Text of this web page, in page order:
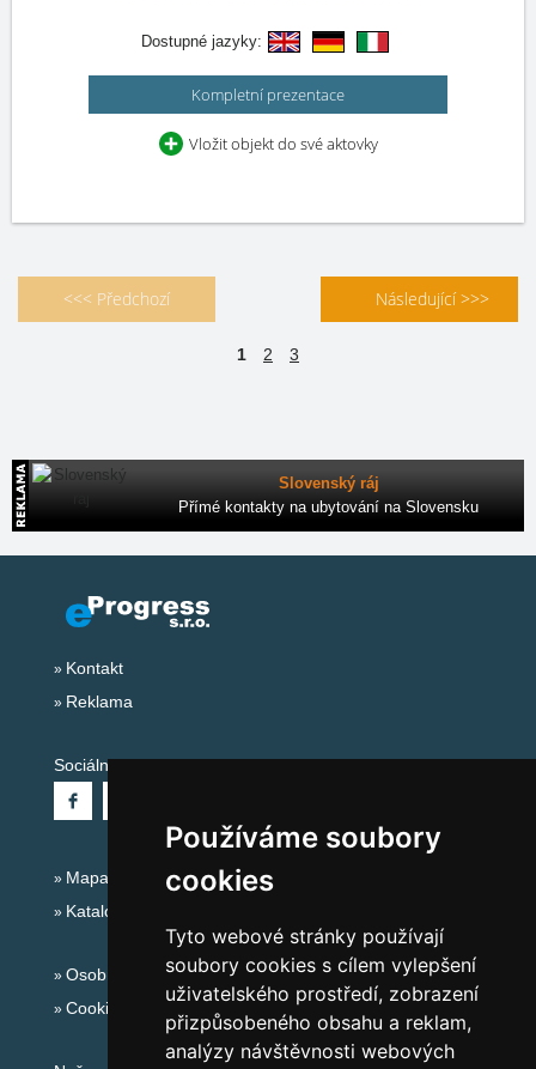
Používáme soubory
cookies
Tyto webové stránky používají
soubory cookies s cílem vylepšení
uživatelského prostředí, zobrazení
přizpůsobeného obsahu a reklam,
analýzy návštěvnosti webových
Dostupné jazyky:
Kompletní prezentace
Vložit objekt do své aktovky
<<< Předchozí Následující >>>
1 2 3
Slovenský ráj
Přímé kontakty na ubytování na Slovensku
Kontakt
Reklama
Sociální sítě:
Mapa serveru Alpy - Rakousko
Katalog ubytování
Osobní údaje
Cookies